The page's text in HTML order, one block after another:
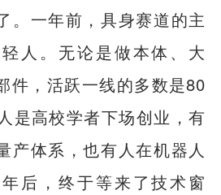
。一年前，具身赛道的主
人。无论是做本体、大
件，活跃一线的多数是80
是高校学者下场创业，有
产体系，也有人在机器人
后，终于等来了技术窗